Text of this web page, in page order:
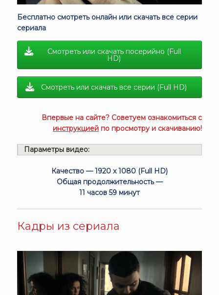
Бесплатно смотреть онлайн или скачать все серии
сериала
Смотреть или скачать посерийно (Full
HD)
Смотреть или скачать все серии (Full HD)
Впервые на сайте? Советуем ознакомиться с
инструкцией по просмотру и скачиванию!
Параметры видео:
Качество — 1920 x 1080 (Full HD)
Общая продолжительность —
11 часов 59 минут
Кадры из сериала